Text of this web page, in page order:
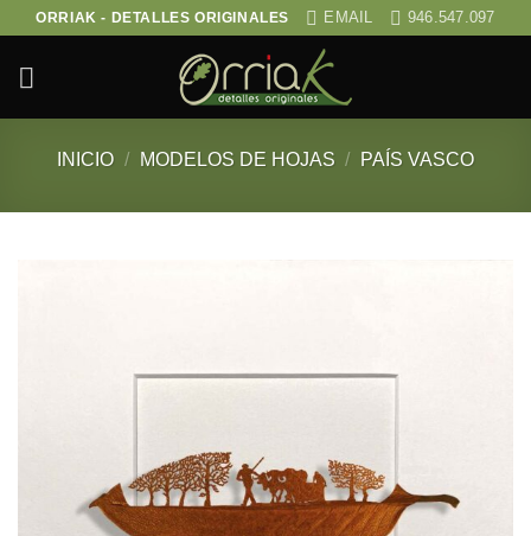
Saltar
contenido
ORRIAK - DETALLES ORIGINALES EMAIL 946.547.097
INICIO / MODELOS DE HOJAS / PAÍS VASCO